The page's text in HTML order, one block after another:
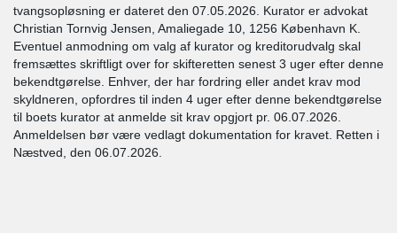
tvangsopløsning er dateret den 07.05.2026. Kurator er advokat
Christian Tornvig Jensen, Amaliegade 10, 1256 København K.
Eventuel anmodning om valg af kurator og kreditorudvalg skal
fremsættes skriftligt over for skifteretten senest 3 uger efter denne
bekendtgørelse. Enhver, der har fordring eller andet krav mod
skyldneren, opfordres til inden 4 uger efter denne bekendtgørelse
til boets kurator at anmelde sit krav opgjort pr. 06.07.2026.
Anmeldelsen bør være vedlagt dokumentation for kravet. Retten i
Næstved, den 06.07.2026.